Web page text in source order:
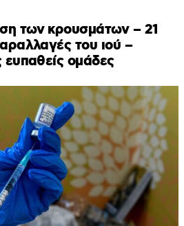
των κρουσμάτων – 21
του ιού –
ευπαθείς ομάδες